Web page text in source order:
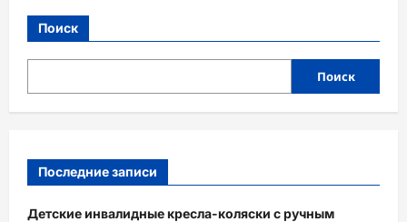
Поиск
Поиск
Последние записи
Детские инвалидные кресла-коляски с ручным